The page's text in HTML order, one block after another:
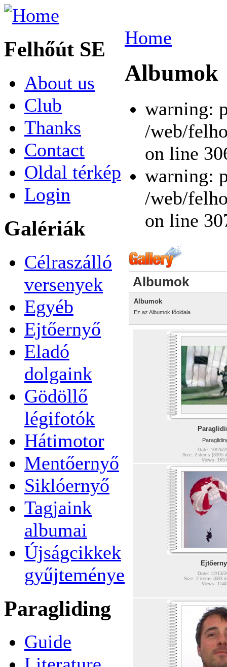
Felhőút SE
About us
Club
Thanks
Contact
Oldal térkép
Login
Galériák
Célraszálló
versenyek
Egyéb
Ejtőernyő
Eladó
dolgaink
Gödöllő
légifotók
Hátimotor
Mentőernyő
Siklóernyő
Tagjaink
albumai
Újságcikkek
gyűjteménye
Paragliding
Guide
Home
Albumok
warning:
/web/
on line
warning:
/web/
on line
Albumok
Albumok
Ez az Albumok főoldala
Date: 10/26/
Size: 2 items (3395
Views:
Date: 12/13/
Size: 2 items (683
Views: